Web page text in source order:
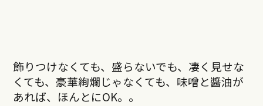
飾りつけなくても、盛らないでも、凄く見せな
くても、豪華絢爛じゃなくても、味噌と醬油が
あれば、ほんとにOK。。